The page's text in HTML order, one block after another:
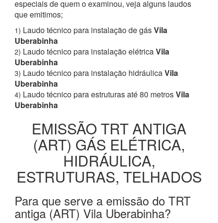
especiais de quem o examinou, veja alguns laudos
que emitimos;
1) Laudo técnico para instalação de gásVila
Uberabinha
2) Laudo técnico para instalação elétricaVila
Uberabinha
3) Laudo técnico para instalação hidráulicaVila
Uberabinha
4) Laudo técnico para estruturas até 80 metrosVila
Uberabinha
EMISSÃO TRT ANTIGA
(ART) GÁS ELÉTRICA,
HIDRÁULICA,
ESTRUTURAS, TELHADOS
Para que serve a emissão do TRT
antiga (ART) Vila Uberabinha?